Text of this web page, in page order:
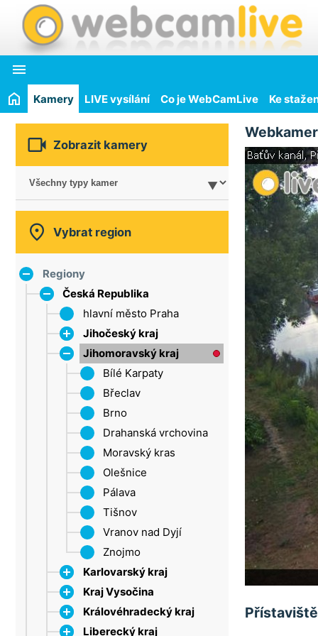

Kamery LIVE vysílání Co je WebCamLive Ke
 Zobrazit kamery
 Vybrat region
Regiony
Česká Republika
hlavní město Praha
Jihočeský kraj
Dačice
Strakonice
Šumava
Lipno
Třeboňsko
Jihomoravský kraj
Bílé Karpaty
Břeclav
Brno
Drahanská vrchovina
Moravský kras
Olešnice
Pálava
Tišnov
Vranov nad Dyjí
Znojmo
Karlovarský kraj
Krušné hory
Mariánské Lázně
Sokolov
Kraj Vysočina
Jihlava
Třebíč
Královéhradecký kraj
CHKO Broumovsko
Liberecký kraj